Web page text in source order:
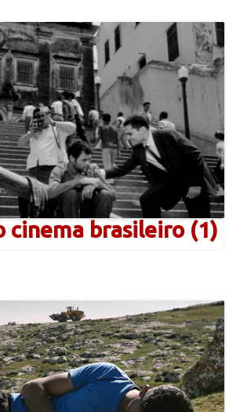
cinema brasileiro (1)